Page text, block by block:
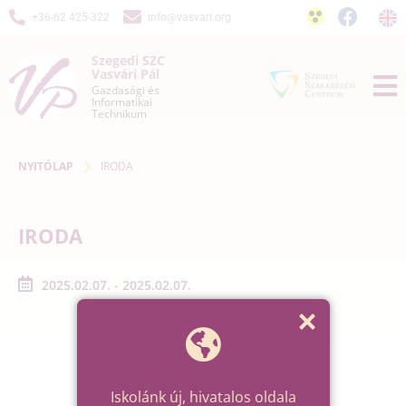
+36-62 425-322 info@vasvari.org
Szegedi SZC
Vasvári Pál
Gazdasági és
Informatikai
Technikum
NYITÓLAP IRODA
IRODA
2025.02.07. - 2025.02.07.
Iskolánk új, hivatalos oldala